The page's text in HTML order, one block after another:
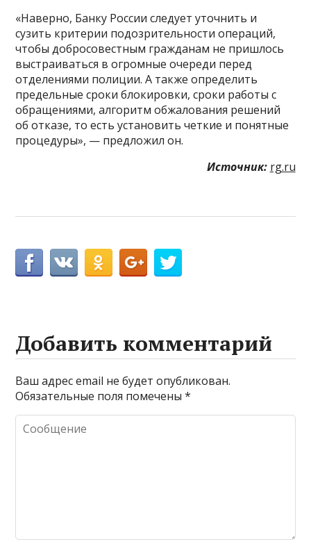
«Наверно, Банку России следует уточнить и
сузить критерии подозрительности операций,
чтобы добросовестным гражданам не пришлось
выстраиваться в огромные очереди перед
отделениями полиции. А также определить
предельные сроки блокировки, сроки работы с
обращениями, алгоритм обжалования решений
об отказе, то есть установить четкие и понятные
процедуры», — предложил он.
Источник: rg.ru
Добавить комментарий
Ваш адрес email не будет опубликован.
Обязательные поля помечены*